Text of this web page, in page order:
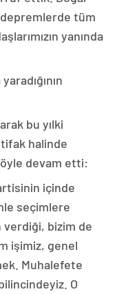
tüm
yanında
bu yılki
halinde
devam etti:
içinde
seçimlere
verdiği, bizim de
işimiz, genel
Muhalefete
O